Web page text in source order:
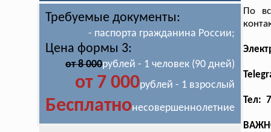
Требуемые документы:
- паспорта гражданина России;
Цена формы 3:
от 8 000рублей - 1 человек (90 дней)
от 7 000рублей - 1 взрослый
Бесплатнонесовершеннолетние
По
Тел: